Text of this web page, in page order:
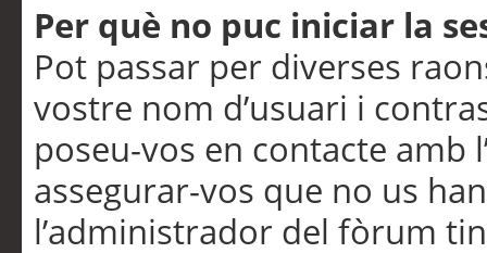
Per què no puc iniciar la
Pot passar per diverses
vostre nom d’usuari i
poseu-vos en contacte
assegurar-vos que no us
l’administrador del fòrum